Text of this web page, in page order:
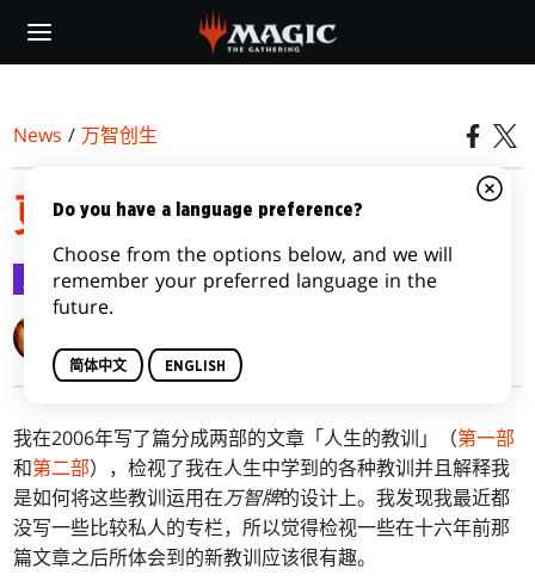
main
News / 万智创生
更多人生的教训
万智创生 2022-07-04
我在2006年写了篇分成两部的文章「人生的教训」（第一部
和第二部），检视了我在人生中学到的各种教训并且解释我
是如何将这些教训运用在万智牌的设计上。我发现我最近都
没写一些比较私人的专栏，所以觉得检视一些在十六年前那
篇文章之后所体会到的新教训应该很有趣。
Do you have a language preference?
Choose from the options below, and we will
remember your preferred language in the
future.
简体中文 ENGLISH